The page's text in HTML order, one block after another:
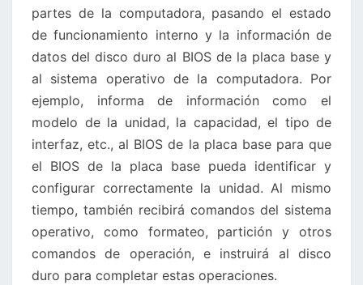
partes de la computadora, pasando el estado
de funcionamiento interno y la información de
datos del disco duro al BIOS de la placa base y
al sistema operativo de la computadora. Por
ejemplo, informa de información como el
modelo de la unidad, la capacidad, el tipo de
interfaz, etc., al BIOS de la placa base para que
el BIOS de la placa base pueda identificar y
configurar correctamente la unidad. Al mismo
tiempo, también recibirá comandos del sistema
operativo, como formateo, partición y otros
comandos de operación, e instruirá al disco
duro para completar estas operaciones.